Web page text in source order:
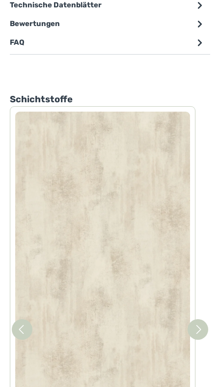
Technische Datenblätter
Bewertungen
FAQ
Produktgalerie überspringen
Schichtstoffe